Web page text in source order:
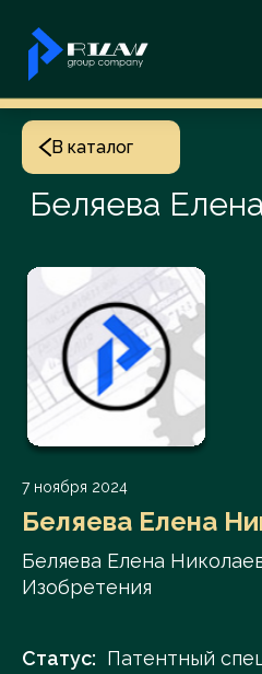
В каталог
Беляева
7 ноября 2024
Беляева Елена
Беляева Елена
Изобретения
Статус: Патентный